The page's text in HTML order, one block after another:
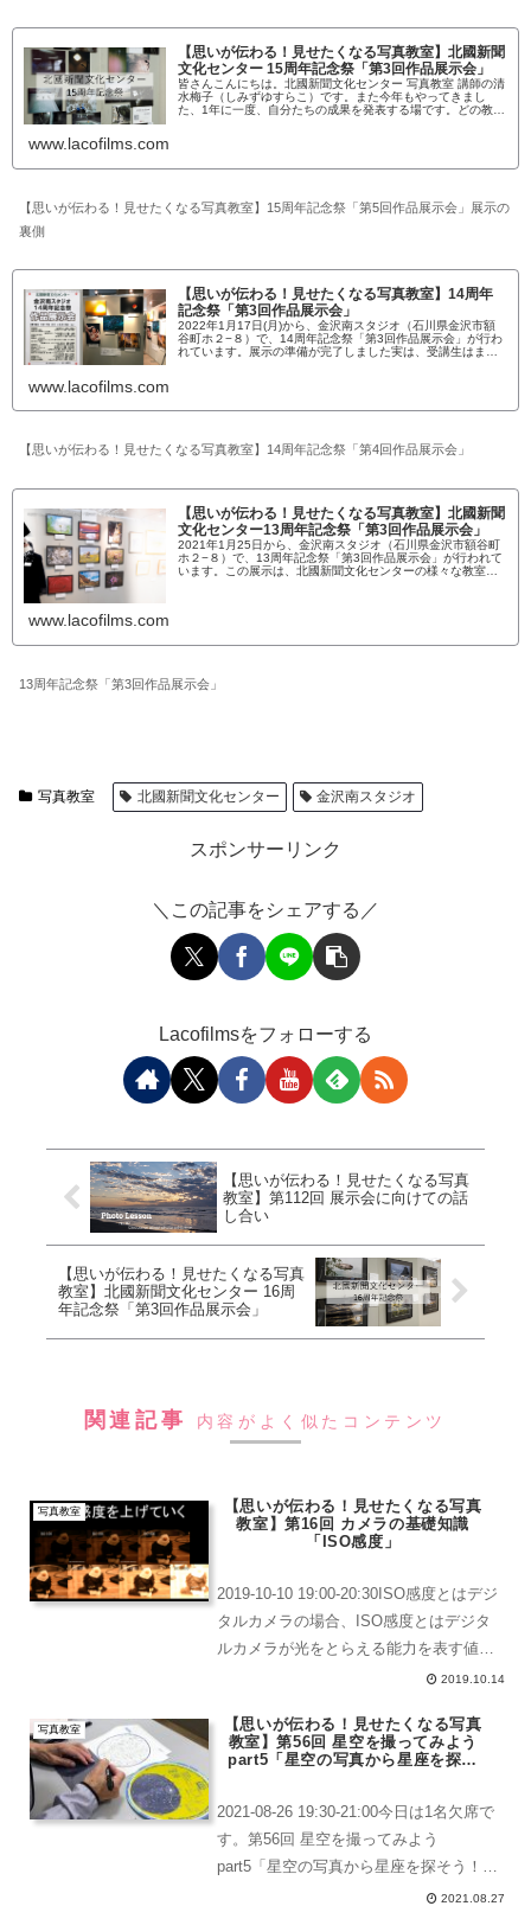
【思いが伝わる！見せたくなる写真教室】北國新聞
文化センター 15周年記念祭「第3回作品展示会」
皆さんこんにちは。北國新聞文化センター 写真教室 講師の清
水梅子（しみずゆすらこ）です。また今年もやってきまし
た、1年に一度、自分たちの成果を発表する場です。どの教室
www.lacofilms.com
【思いが伝わる！見せたくなる写真教室】15周年記念祭「第5回作品展示会」展示の
裏側
【思いが伝わる！見せたくなる写真教室】14周年
記念祭「第3回作品展示会」
2022年1月17日(月)から、金沢南スタジオ（石川県金沢市額
谷町ホ２−８）で、14周年記念祭「第3回作品展示会」が行わ
れています。展示の準備が完了しました実は、受講生はまだ
www.lacofilms.com
【思いが伝わる！見せたくなる写真教室】14周年記念祭「第4回作品展示会」
【思いが伝わる！見せたくなる写真教室】北國新聞
文化センター13周年記念祭「第3回作品展示会」
2021年1月25日から、金沢南スタジオ（石川県金沢市額谷町
ホ２−８）で、13周年記念祭「第3回作品展示会」が行われて
います。この展示は、北國新聞文化センターの様々な教室の
www.lacofilms.com
13周年記念祭「第3回作品展示会」
写真教室 北國新聞文化センター 金沢南スタジオ
スポンサーリンク
＼この記事をシェアする／
Lacofilmsをフォローする
【思いが伝わる！見せたくなる写真
教室】第112回 展示会に向けての話
し合い
【思いが伝わる！見せたくなる写真
教室】北國新聞文化センター 16周
年記念祭「第3回作品展示会」
関連記事 内容がよく似たコンテンツ
写真教室
【思いが伝わる！見せたくなる写真
教室】第16回 カメラの基礎知識
「ISO感度」
2019-10-10 19:00-20:30ISO感度とはデジ
タルカメラの場合、ISO感度とはデジタ
ルカメラが光をとらえる能力を表す値で
す。デジタルカメラは、撮像素子に当た
ISO感度を上げることは、電気信...
2019.10.14
写真教室
【思いが伝わる！見せたくなる写真
教室】第56回 星空を撮ってみよう
part5「星空の写真から星座を探そ
2021-08-26 19:30-21:00今日は1名欠席で
す。第56回 星空を撮ってみよう
part5「星空の写真から星座を探そう！」
アルコールで手指消毒＆検温ドアノブ周
2021.08.27